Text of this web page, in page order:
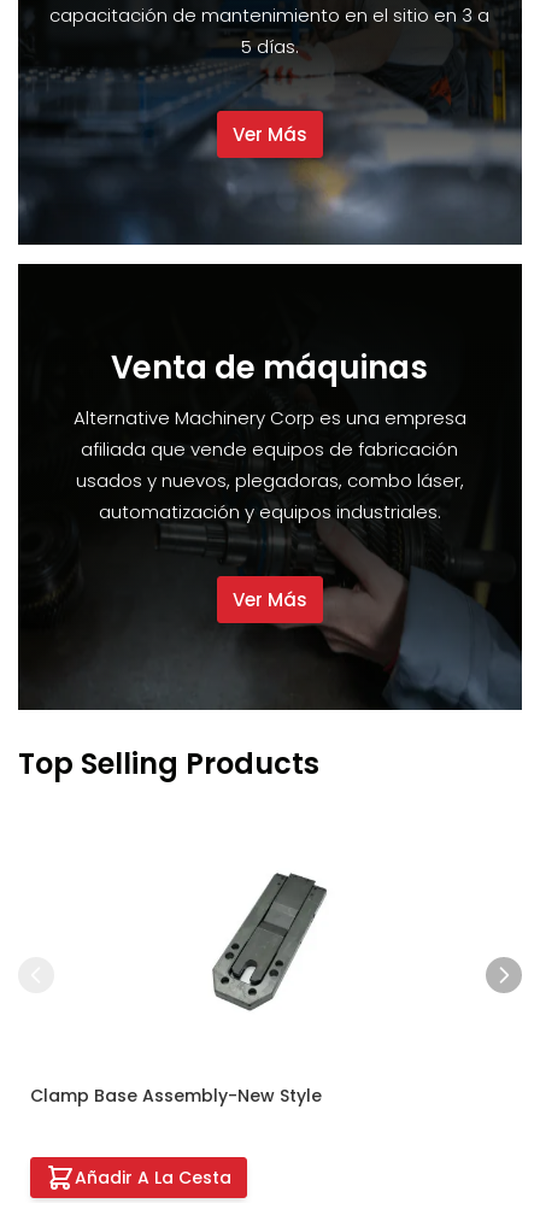
capacitación de mantenimiento en el sitio en 3 a
5 días.
Ver Más
Venta de máquinas
Alternative Machinery Corp es una empresa
afiliada que vende equipos de fabricación
usados y nuevos, plegadoras, combo láser,
automatización y equipos industriales.
Ver Más
Top Selling Products
Clamp Base Assembly-New Style
Añadir A La Cesta